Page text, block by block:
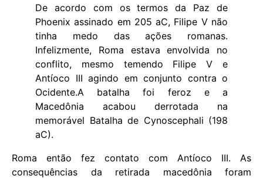
De acordo com os termos da Paz de
Phoenix assinado em 205 aC, Filipe V não
tinha medo das ações romanas.
Infelizmente, Roma estava envolvida no
conflito, mesmo temendo Filipe V e
Antíoco III agindo em conjunto contra o
Ocidente.A batalha foi feroz e a
Macedônia acabou derrotada na
memorável Batalha de Cynoscephali (198
aC).
Roma então fez contato com Antíoco III. As
consequências da retirada macedônia foram